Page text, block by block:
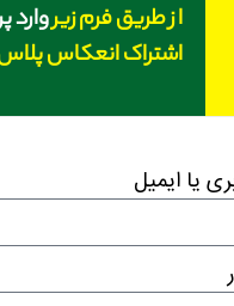
از طریق فرم زیروارد
اشتراک انعکاس
یا ایمیل